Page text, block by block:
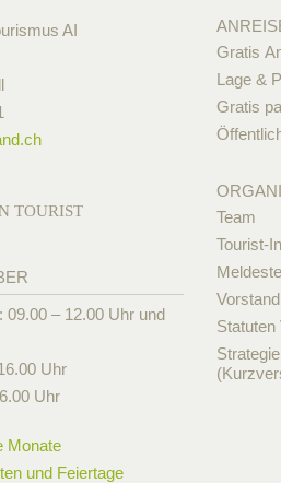
AI
TOURIST
09.00 – 12.00 Uhr und
Uhr
Uhr
Monate
und Feiertage
Gratis
Lage &
Gratis
Team
Tourist-
Statuten